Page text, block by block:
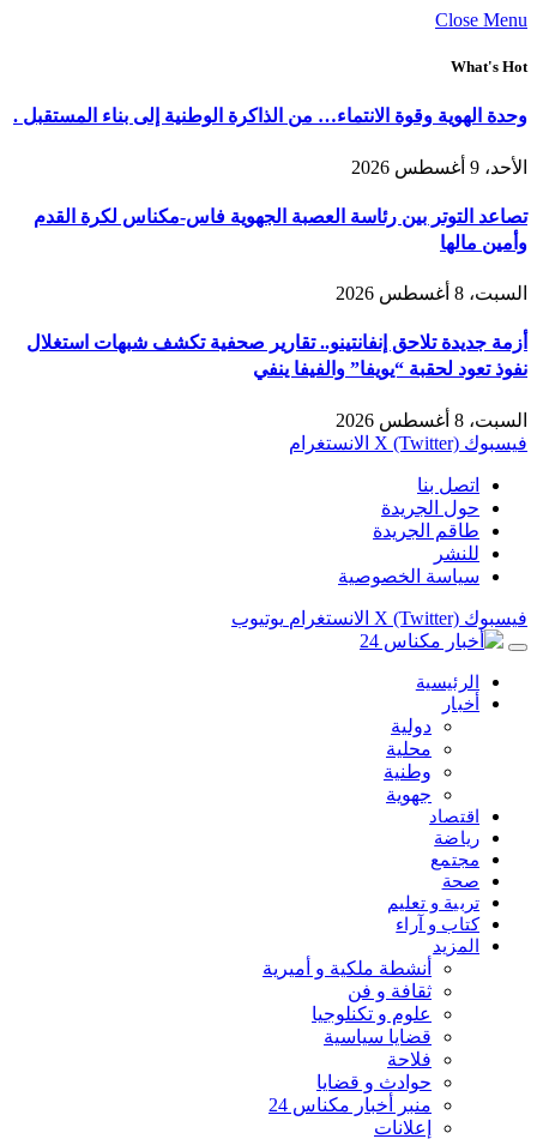
Close Menu
What's Hot
وحدة الهوية وقوة الانتماء… من الذاكرة الوطنية إلى بناء المستقبل .
الأحد، 9 أغسطس 2026
تصاعد التوتر بين رئاسة العصبة الجهوية فاس-مكناس لكرة القدم
وأمين مالها
السبت، 8 أغسطس 2026
أزمة جديدة تلاحق إنفانتينو.. تقارير صحفية تكشف شبهات استغلال
نفوذ تعود لحقبة “يويفا” والفيفا ينفي
السبت، 8 أغسطس 2026
فيسبوك X (Twitter) الانستغرام
اتصل بنا
حول الجريدة
طاقم الجريدة
للنشر
سياسة الخصوصية
فيسبوك X (Twitter) الانستغرام يوتيوب
الرئيسية
أخبار
دولية
محلية
وطنية
جهوية
اقتصاد
رياضة
مجتمع
صحة
تربية و تعليم
كتاب و آراء
المزيد
أنشطة ملكية و أميرية
ثقافة و فن
علوم و تكنلوجيا
قضايا سياسية
فلاحة
حوادث و قضايا
منبر أخبار مكناس 24
إعلانات